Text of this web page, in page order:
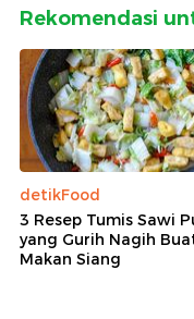
Rekomendasi
detikFood
3 Resep Tumis Sawi
yang Gurih Nagih
Makan Siang